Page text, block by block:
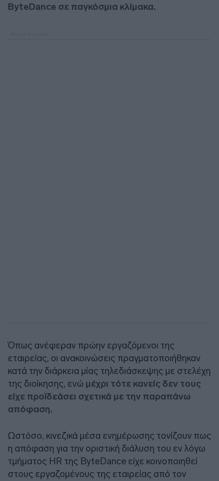
ByteDance σε παγκόσμια κλίμακα.
Όπως ανέφεραν πρώην εργαζόμενοι της
εταιρείας, οι ανακοινώσεις πραγματοποιήθηκαν
κατά την διάρκεια μίας τηλεδιάσκεψης με στελέχη
της διοίκησης, ενώ μέχρι τότε κανείς δεν τους
είχε προϊδεάσει σχετικά με την παραπάνω
απόφαση.
Ωστόσο, κινεζικά μέσα ενημέρωσης τονίζουν πως
η απόφαση για την οριστική διάλυση του εν λόγω
τμήματος HR της ByteDance είχε κοινοποιηθεί
στους εργαζομένους της εταιρείας από τον